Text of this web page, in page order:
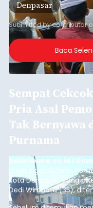
Submitted bycontributor
Baca
Denpasar
Triliun
balitribune.co.id I
Denpasar
Rp1,152 triliun untuk
warga kelompok rentan
garis kemiskinan.
guna menjaga
kelompok desil 5 dan 6
merosot ke kategori
Submitted bycontributor